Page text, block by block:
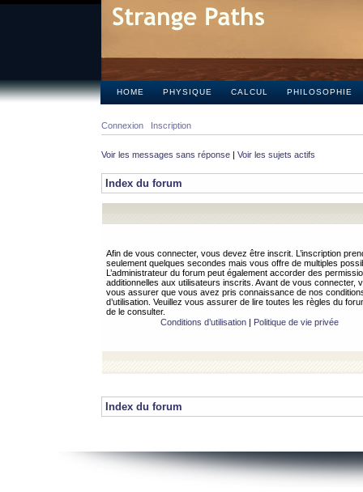
HOME PHYSIQUE CALCUL PHILOSOPHIE
Connexion Inscription
Voir les messages sans réponse | Voir les sujets actifs
Index du forum
Afin de vous connecter, vous devez être inscrit. L’inscription
seulement quelques secondes mais vous offre de multiples
L’administrateur du forum peut également accorder des
additionnelles aux utilisateurs inscrits. Avant de vous connecter,
vous assurer que vous avez pris connaissance de nos
d’utilisation. Veuillez vous assurer de lire toutes les règles du
de le consulter.
Conditions d’utilisation| Politique de vie privée
Index du forum